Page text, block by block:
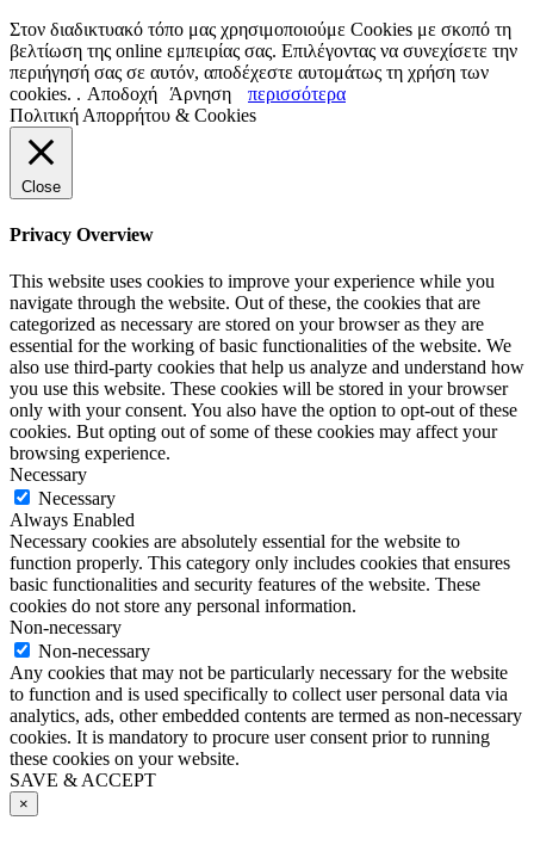
Στον διαδικτυακό τόπο μας χρησιμοποιούμε Cookies με σκοπό τη
βελτίωση της online εμπειρίας σας. Επιλέγοντας να συνεχίσετε την
περιήγησή σας σε αυτόν, αποδέχεστε αυτομάτως τη χρήση των
cookies. . Αποδοχή Άρνηση
περισσότερα
Πολιτική Απορρήτου & Cookies
Close
Privacy Overview
This website uses cookies to improve your experience while you
navigate through the website. Out of these, the cookies that are
categorized as necessary are stored on your browser as they are
essential for the working of basic functionalities of the website. We
also use third-party cookies that help us analyze and understand how
you use this website. These cookies will be stored in your browser
only with your consent. You also have the option to opt-out of these
cookies. But opting out of some of these cookies may affect your
browsing experience.
Necessary
Necessary
Always Enabled
Necessary cookies are absolutely essential for the website to
function properly. This category only includes cookies that ensures
basic functionalities and security features of the website. These
cookies do not store any personal information.
Non-necessary
Non-necessary
Any cookies that may not be particularly necessary for the website
to function and is used specifically to collect user personal data via
analytics, ads, other embedded contents are termed as non-necessary
cookies. It is mandatory to procure user consent prior to running
these cookies on your website.
SAVE & ACCEPT
×